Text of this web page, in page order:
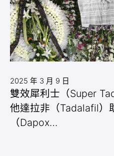
2025 年 3 月 9 日
雙效犀利士（Super
他達拉非（Tadalafil）
（Dapox…